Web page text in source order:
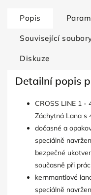
Popis
Související
Diskuze
Detailní popis
CROSS LINE 1 -
Záchytná Lana s
dočasné a
speciálně
bezpečné
současně při
kernmantlové
speciálně